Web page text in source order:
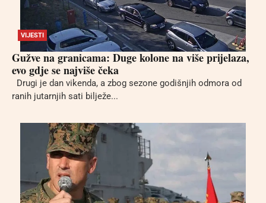
VIJESTI
Gužve na granicama: Duge kolone na više prijelaza,
evo gdje se najviše čeka
Drugi je dan vikenda, a zbog sezone godišnjih odmora od
ranih jutarnjih sati bilježe...